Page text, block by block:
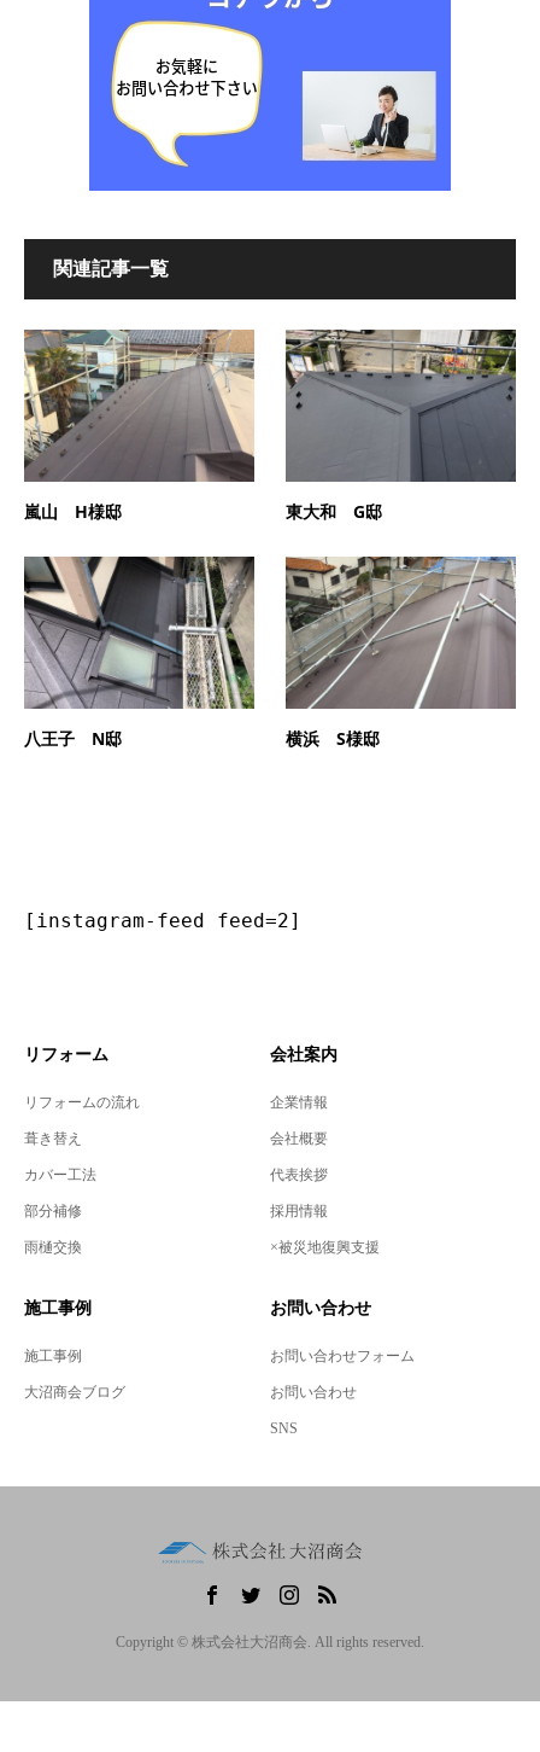
関連記事一覧
嵐山 H様邸 東大和 G邸
八王子 N邸 横浜 S様邸
[instagram-feed feed=2]
リフォーム
リフォームの流れ
葺き替え
カバー工法
部分補修
雨樋交換
会社案内
企業情報
会社概要
代表挨拶
採用情報
×被災地復興支援
施工事例
施工事例
大沼商会ブログ
お問い合わせ
お問い合わせフォーム
お問い合わせ
SNS
Copyright © 株式会社大沼商会. All rights reserved.